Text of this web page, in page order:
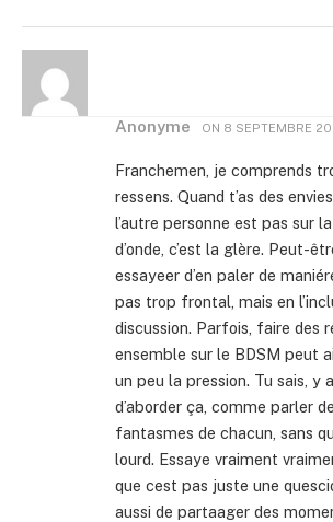
Anonyme ON 8 SEPTEMBRE
Franchemen, je comprends
ressens. Quand t’as des
l’autre personne est pas sur
d’onde, c’est la glère. Peut-
essayeer d’en paler de
pas trop frontal, mais en
discussion. Parfois, faire des
ensemble sur le BDSM peut
un peu la pression. Tu sais, y
d’aborder ça, comme parler
fantasmes de chacun, sans
lourd. Essaye vraiment
que cest pas juste une
aussi de partaager des